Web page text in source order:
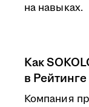
на навыках.
Как
в
Компания